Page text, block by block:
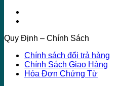
Quy Định – Chính Sách
Chính sách đổi trả hàng
Chính Sách Giao Hàng
Hóa Đơn Chứng Từ